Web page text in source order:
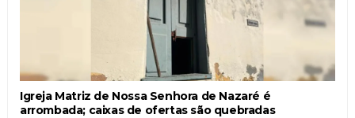
Igreja Matriz de Nossa Senhora de Nazaré é
arrombada; caixas de ofertas são quebradas